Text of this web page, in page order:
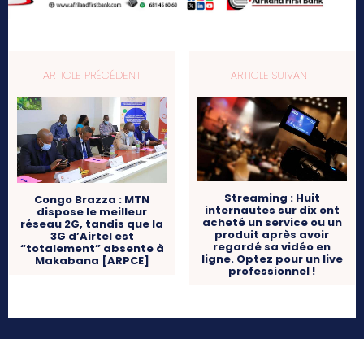
ARTICLE PRÉCÉDENT
Congo Brazza : MTN
dispose le meilleur
réseau 2G, tandis que la
3G d’Airtel est
“totalement” absente à
Makabana [ARPCE]
ARTICLE SUIVANT
Streaming : Huit
internautes sur dix ont
acheté un service ou un
produit après avoir
regardé sa vidéo en
ligne. Optez pour un live
professionnel !